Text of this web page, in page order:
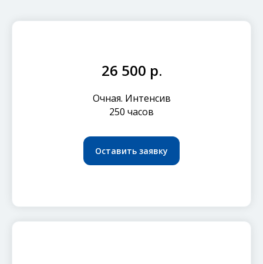
26 500 р.
Очная. Интенсив
250 часов
Оставить заявку